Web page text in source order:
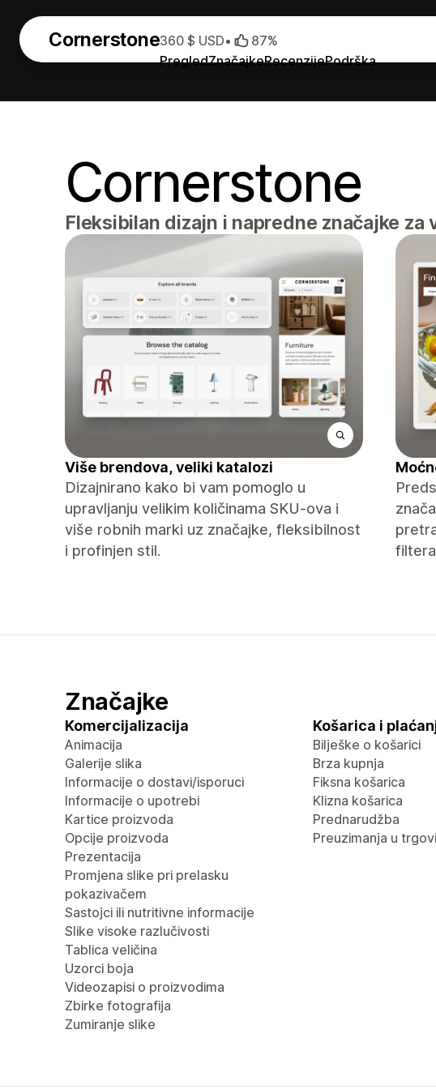
Cornerstone
PregledZnačajkeRecenzijePodrška
360 $ USD• 87%
Cornerstone
Fleksibilan dizajn i napredne značajke
Više brendova, veliki katalozi
Dizajnirano kako bi vam pomoglo u
upravljanju velikim količinama SKU-ova i
više robnih marki uz značajke, fleksibilnost
i profinjen stil.
Značajke
Komercijalizacija
Animacija
Galerije slika
Informacije o dostavi/isporuci
Informacije o upotrebi
Kartice proizvoda
Opcije proizvoda
Prezentacija
Promjena slike pri prelasku
pokazivačem
Sastojci ili nutritivne informacije
Slike visoke razlučivosti
Tablica veličina
Uzorci boja
Videozapisi o proizvodima
Zbirke fotografija
Zumiranje slike
Košarica i
Bilješke o košarici
Brza kupnja
Fiksna košarica
Klizna košarica
Prednarudžba
Preuzimanja u